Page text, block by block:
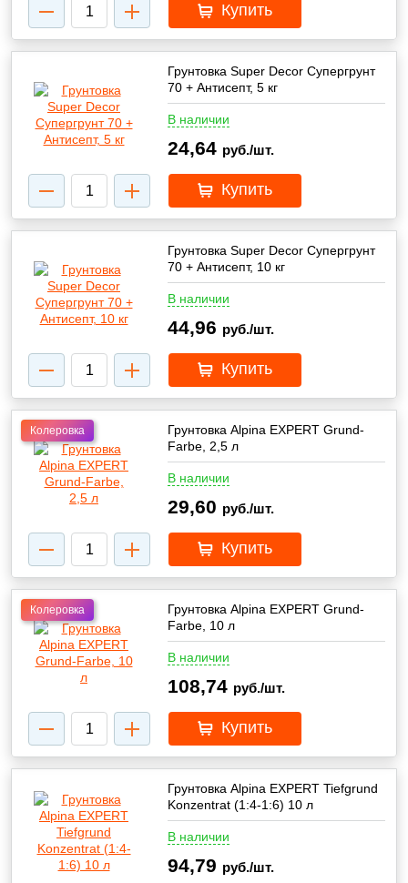
Купить
Грунтовка Super Decor Супергрунт
70 + Антисепт, 5 кг
В наличии
24,64 руб./шт.
Купить
Грунтовка Super Decor Супергрунт
70 + Антисепт, 10 кг
В наличии
44,96 руб./шт.
Купить
Колеровка
Грунтовка Alpina EXPERT Grund-
Farbe, 2,5 л
В наличии
29,60 руб./шт.
Купить
Колеровка
Грунтовка Alpina EXPERT Grund-
Farbe, 10 л
В наличии
108,74 руб./шт.
Купить
Грунтовка Alpina EXPERT Tiefgrund
Konzentrat (1:4-1:6) 10 л
В наличии
94,79 руб./шт.